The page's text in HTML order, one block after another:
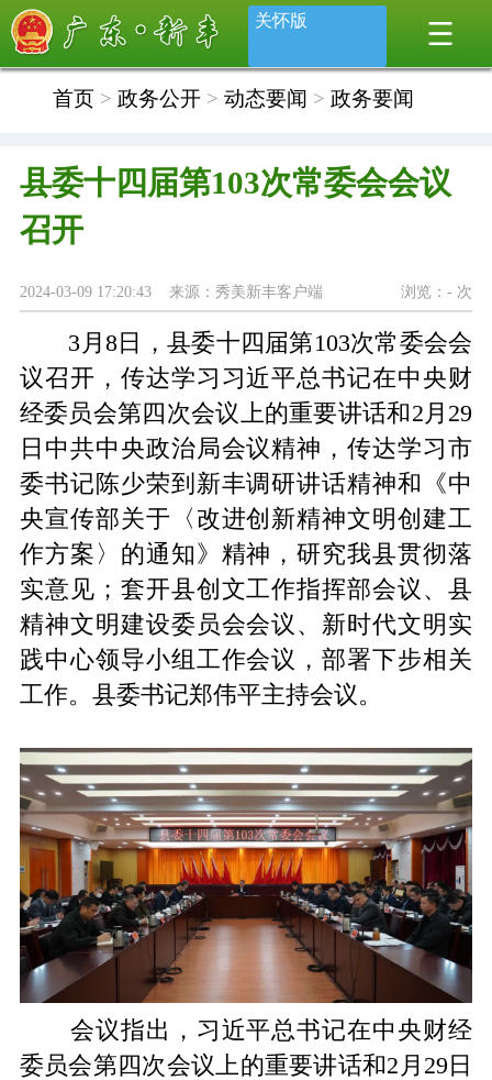
关怀版
首页> 政务公开> 动态要闻 > 政务要闻
县委十四届第103次常委会会议
召开
浏览：- 次
2024-03-09 17:20:43 来源：秀美新丰客户端
3月8日，县委十四届第103次常委会会
议召开，传达学习习近平总书记在中央财
经委员会第四次会议上的重要讲话和2月29
日中共中央政治局会议精神，传达学习市
委书记陈少荣到新丰调研讲话精神和《中
央宣传部关于〈改进创新精神文明创建工
作方案〉的通知》精神，研究我县贯彻落
实意见；套开县创文工作指挥部会议、县
精神文明建设委员会会议、新时代文明实
践中心领导小组工作会议，部署下步相关
工作。县委书记郑伟平主持会议。
会议指出，习近平总书记在中央财经
委员会第四次会议上的重要讲话和2月29日